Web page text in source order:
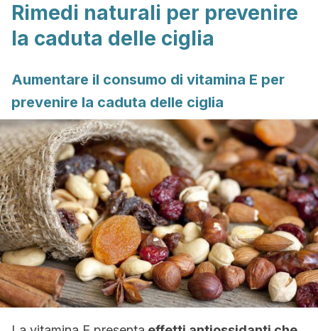
Rimedi naturali per prevenire
la caduta delle ciglia
Aumentare il consumo di vitamina E per
prevenire la caduta delle ciglia